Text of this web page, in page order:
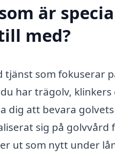
är
med?
tjänst som fokuserar
har trägolv,
dig att bevara
sig på
ut som nytt under